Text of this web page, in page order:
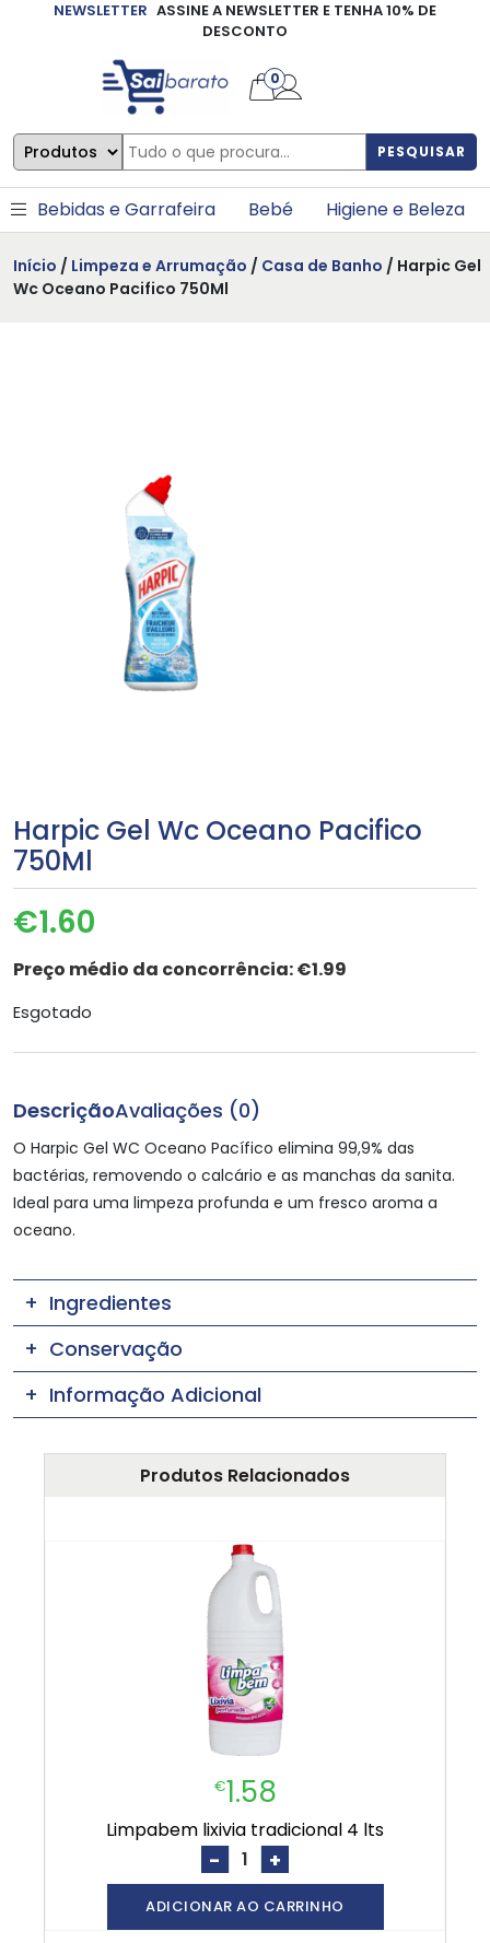
NEWSLETTER ASSINE A NEWSLETTER E TENHA 10% DE
DESCONTO
PESQUISAR
0
Bebidas e Garrafeira Bebé Higiene e Beleza
Início / Limpeza e Arrumação / Casa de Banho / Harpic Gel
Wc Oceano Pacifico 750Ml
Harpic Gel Wc Oceano Pacifico
750Ml
€1.60
Preço médio da concorrência:€1.99
Esgotado
DescriçãoAvaliações (0)
O Harpic Gel WC Oceano Pacífico elimina 99,9% das
bactérias, removendo o calcário e as manchas da sanita.
Ideal para uma limpeza profunda e um fresco aroma a
oceano.
Ingredientes
Conservação
Informação Adicional
Produtos Relacionados
€1.58
limpabem lixivia tradicional 4 lts
- +
ADICIONAR AO CARRINHO